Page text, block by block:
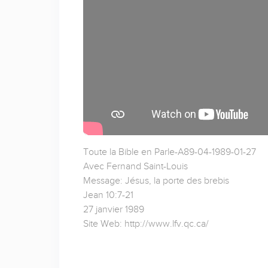
Toute la Bible en Parle-A89-04-1989-01-27
Avec Fernand Saint-Louis
Message: Jésus, la porte des brebis
Jean 10:7-21
27 janvier 1989
Site Web: http://www.lfv.qc.ca/